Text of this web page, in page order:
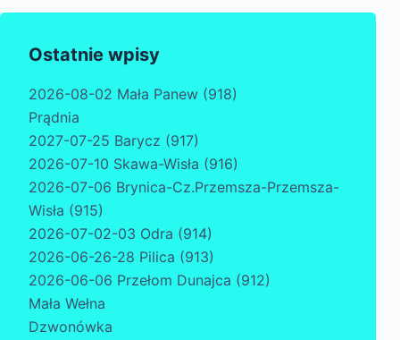
Ostatnie wpisy
2026-08-02 Mała Panew (918)
Prądnia
2027-07-25 Barycz (917)
2026-07-10 Skawa-Wisła (916)
2026-07-06 Brynica-Cz.Przemsza-Przemsza-
Wisła (915)
2026-07-02-03 Odra (914)
2026-06-26-28 Pilica (913)
2026-06-06 Przełom Dunajca (912)
Mała Wełna
Dzwonówka